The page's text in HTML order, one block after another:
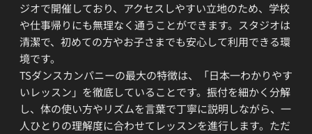
ジオで開催しており、アクセスしやすい立地のため、学校
や仕事帰りにも無理なく通うことができます。スタジオは
清潔で、初めての方やお子さまでも安心して利用できる環
境です。
TSダンスカンパニーの最大の特徴は、「日本一わかりやす
いレッスン」を徹底していることです。振付を細かく分解
し、体の使い方やリズムを言葉で丁寧に説明しながら、一
人ひとりの理解度に合わせてレッスンを進行します。ただ